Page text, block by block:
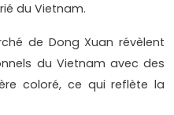
du Vietnam.
de Dong Xuan révèlent
du Vietnam avec des
coloré, ce qui reflète la